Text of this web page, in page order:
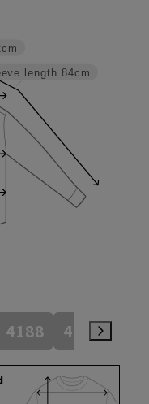
length 84cm
4188 4386